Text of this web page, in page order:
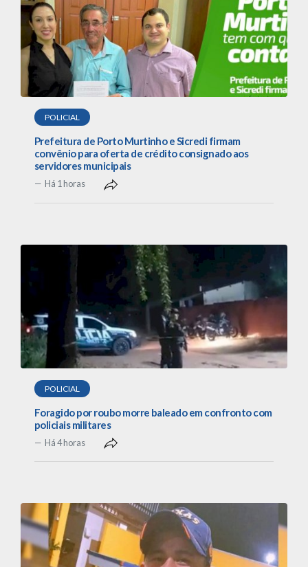
POLICIAL
Prefeitura de Porto Murtinho e Sicredi firmam
convênio para oferta de crédito consignado aos
servidores municipais
Há 1 horas
POLICIAL
Foragido por roubo morre baleado em confronto com
policiais militares
Há 4 horas